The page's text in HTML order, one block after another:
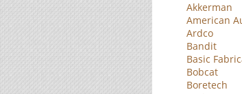
Akkerman
American
Ardco
Bandit
Basic
Bobcat
Boretech